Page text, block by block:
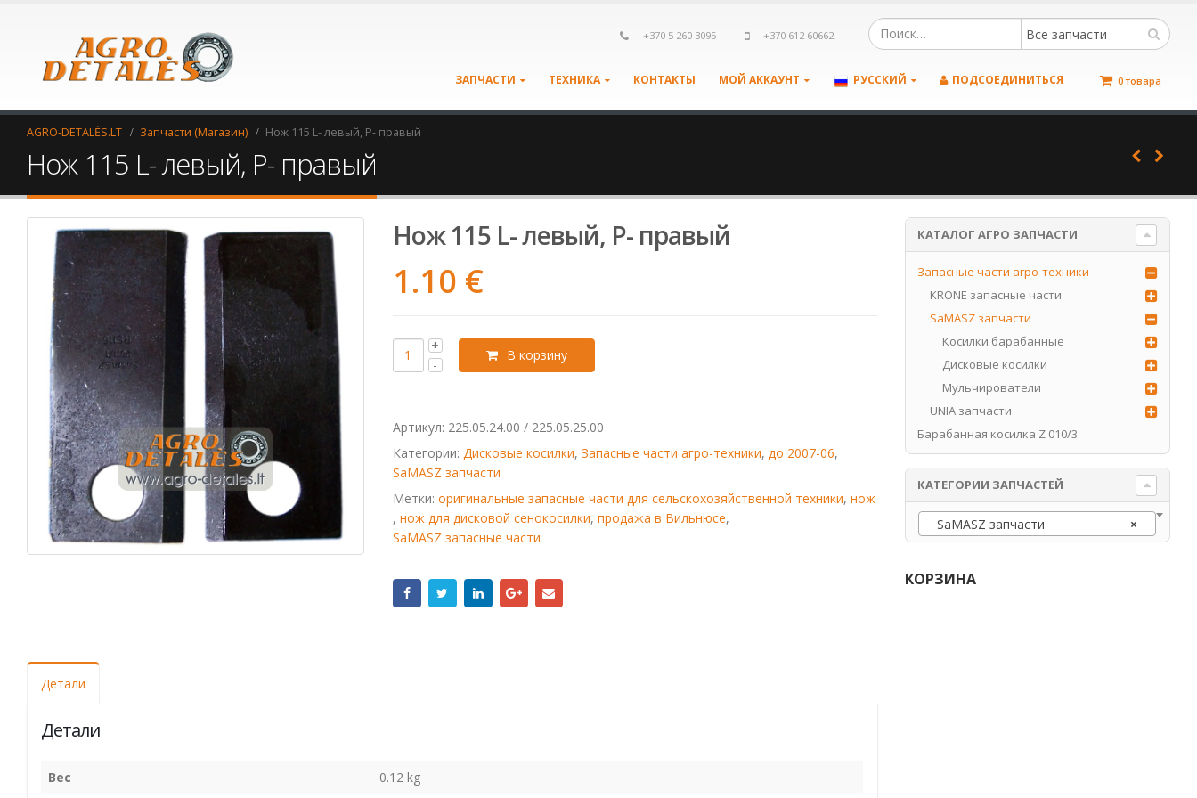
+370 5 260 3095 +370 612 60662 Все запчасти
ЗАПЧАСТИ ТЕХНИКА КОНТАКТЫ МОЙ АККАУНТ РУССКИЙ ПОДСОЕДИНИТЬСЯ 0 товара
AGRO-DETALĖS.LT Запчасти (Магазин) Нож 115 L- левый, P- правый
Нож 115 L- левый, P- правый
Нож 115 L- левый, P- правый
1.10 €
В корзину
Артикул: 225.05.24.00 / 225.05.25.00
Категории: Дисковые косилки, Запасные части агро-техники, до 2007-06,
SaMASZ запчасти
Метки: оригинальные запасные части для сельскохозяйственной техники, нож
, нож для дисковой сенокосилки, продажа в Вильнюсе,
SaMASZ запасные части
Детали
Детали
Вес 0.12 kg
КАТАЛОГ АГРО ЗАПЧАСТИ
Запасные части агро-техники
KRONE запасные части
SaMASZ запчасти
Косилки барабанные
Дисковые косилки
Мульчирователи
UNIA запчасти
Барабанная косилка Z 010/3
КАТЕГОРИИ ЗАПЧАСТЕЙ
×
SaMASZ запчасти
КОРЗИНА